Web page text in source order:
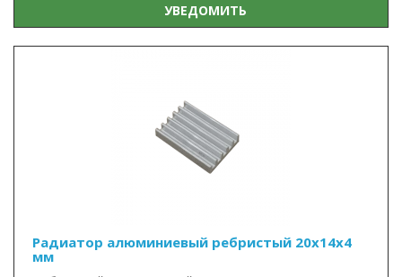
УВЕДОМИТЬ
Радиатор алюминиевый ребристый 20х14х4
мм